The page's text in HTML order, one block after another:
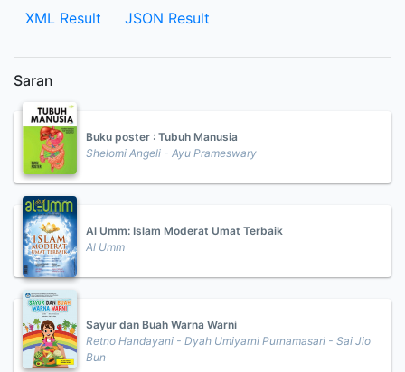
XML Result JSON Result
Saran
Buku poster : Tubuh Manusia
Shelomi Angeli - Ayu Prameswary
Al Umm: Islam Moderat Umat Terbaik
Al Umm
Sayur dan Buah Warna Warni
Retno Handayani - Dyah Umiyarni Purnamasari - Sai Jio
Bun